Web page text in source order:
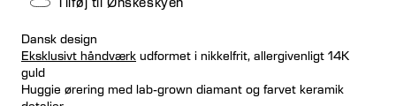
Dansk design
Eksklusivt håndværk udformet i nikkelfrit, allergivenligt 14K
guld
Huggie ørering med lab-grown diamant og farvet keramik